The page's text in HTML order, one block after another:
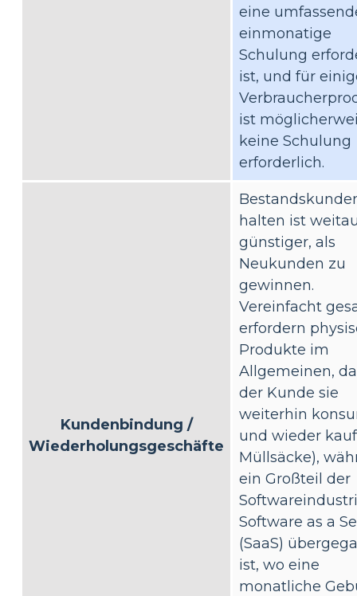
eine
einmonatige
Schulung
ist, und für
ist
keine Schulung
erforderlich.
Kundenbindung /
Wiederholungsgeschäfte
halten ist
günstiger, als
Neukunden zu
gewinnen.
Vereinfacht
erfordern
Produkte im
Allgemeinen,
der Kunde sie
weiterhin
und wieder
Müllsäcke),
ein Großteil der
Software as a
(SaaS)
ist, wo eine
monatliche